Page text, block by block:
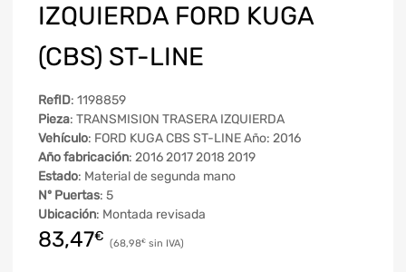
IZQUIERDA FORD KUGA
(CBS) ST-LINE
RefID: 1198859
Pieza: TRANSMISION TRASERA IZQUIERDA
Vehículo: FORD KUGA CBS ST-LINE Año: 2016
Año fabricación: 2016 2017 2018 2019
Estado: Material de segunda mano
Nº Puertas: 5
Ubicación: Montada revisada
83,47€ 68,98€